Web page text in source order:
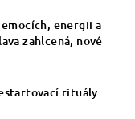
energii a
zahlcená, nové
rituály: